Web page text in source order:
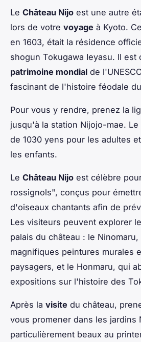
Le Château Nijo est une autre
lors de votre voyage à Kyoto.
en 1603, était la résidence
shogun Tokugawa Ieyasu. Il est
patrimoine mondial de
fascinant de l'histoire féodale du
Pour vous y rendre, prenez la
jusqu'à la station Nijojo-mae. Le
de 1030 yens pour les adultes
les enfants.
Le Château Nijo est célèbre
rossignols", conçus pour
d'oiseaux chantants afin de
Les visiteurs peuvent explorer
palais du château : le
magnifiques peintures murales
paysagers, et le Honmaru, qui
expositions sur l'histoire des
Après la visite du château,
vous promener dans les jardins
particulièrement beaux au